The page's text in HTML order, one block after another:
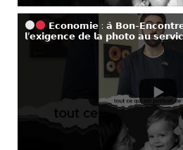
𝗘𝗰𝗼𝗻𝗼𝗺𝗶𝗲 : 𝗮̀ 𝗕𝗼𝗻-
𝗹’𝗲𝘅𝗶𝗴𝗲𝗻𝗰𝗲 𝗱𝗲 𝗹𝗮 𝗽𝗵𝗼𝘁𝗼 𝗮𝘂